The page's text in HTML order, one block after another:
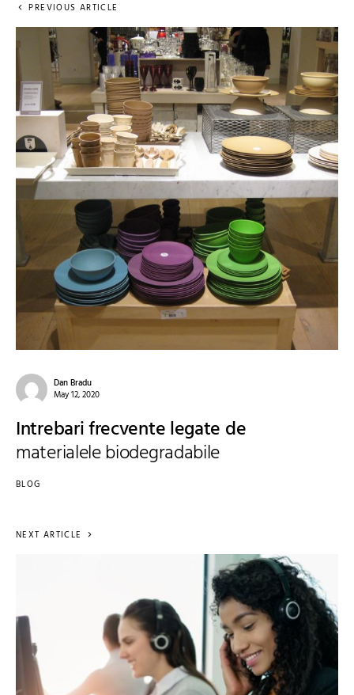
PREVIOUS ARTICLE
Dan Bradu
May 12, 2020
Intrebari frecvente legate de
materialele biodegradabile
BLOG
NEXT ARTICLE